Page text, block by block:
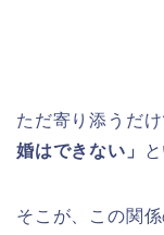
ただ寄り添うだ
婚はできない」
そこが、この関